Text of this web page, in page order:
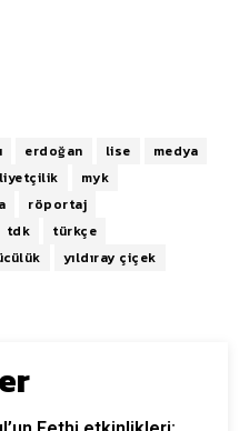
erdoğan lise
medya
myk
röportaj
tdk
türkçe
yıldıray çiçek